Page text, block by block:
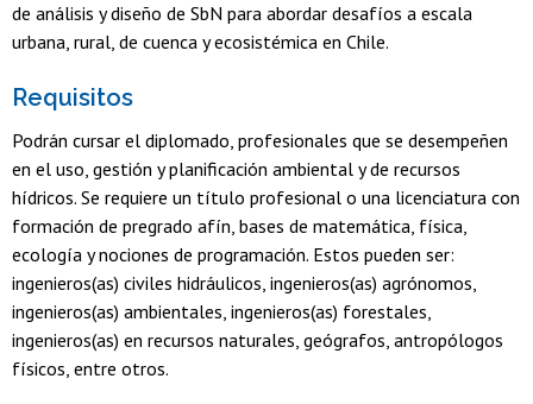
de análisis y diseño de SbN para abordar desafíos a escala
urbana, rural, de cuenca y ecosistémica en Chile.
Requisitos
Podrán cursar el diplomado, profesionales que se desempeñen
en el uso, gestión y planificación ambiental y de recursos
hídricos. Se requiere un título profesional o una licenciatura con
formación de pregrado afín, bases de matemática, física,
ecología y nociones de programación. Estos pueden ser:
ingenieros(as) civiles hidráulicos, ingenieros(as) agrónomos,
ingenieros(as) ambientales, ingenieros(as) forestales,
ingenieros(as) en recursos naturales, geógrafos, antropólogos
físicos, entre otros.